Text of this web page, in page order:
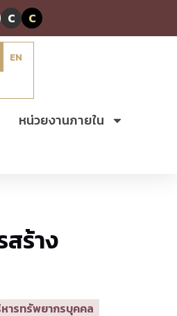
C C
EN
หน่วยงานภายใน
ร้าง
ารทรัพยากรบุคคล